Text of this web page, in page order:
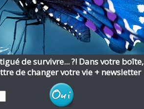
de survivre... ?! Dans votre boîte,
de changer votre vie + newsletter